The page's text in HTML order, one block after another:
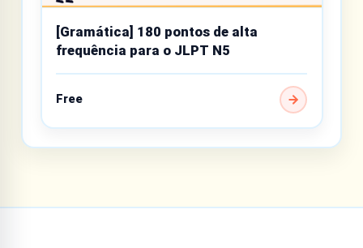
[Gramática] 180 pontos de alta
frequência para o JLPT N5
Free